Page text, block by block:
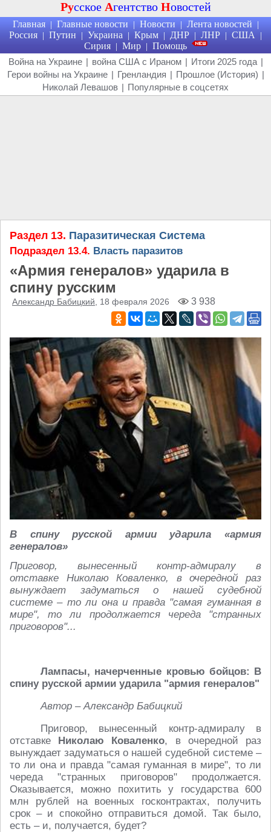
Русское Агентство Новостей
Главная | Главные новости | Новости | Лента новостей |
Россия | Путин | Украина | Крым | ДНР | ЛНР | США |
Сирия | Мир | Помощь
Война на Украине | война США с Ираном | Итоги 2025 года |
Герои войны на Украине | Гренландия | Прошлое (История) |
Николай Левашов | Популярные в соцсетях
Раздел 13. Паразитическая Система
Подраздел 13.4. Власть паразитов
«Армия генералов» ударила в
спину русским
Александр Бабицкий , 18 февраля 2026 3 938
В спину русской армии ударила «армия
генералов»
Приговор, вынесенный контр-адмиралу в
отставке Николаю Коваленко, в очередной раз
вынуждает задуматься о нашей судебной
системе – то ли она и правда "самая гуманная в
мире", то ли продолжается череда "странных
приговоров"...
Лампасы, начерченные кровью бойцов: В
спину русской армии ударила "армия генералов"
Автор – Александр Бабицкий
Приговор, вынесенный контр-адмиралу в
отставке Николаю Коваленко, в очередной раз
вынуждает задуматься о нашей судебной системе –
то ли она и правда "самая гуманная в мире", то ли
череда "странных приговоров" продолжается.
Оказывается, можно похитить у государства 600
млн рублей на военных госконтрактах, получить
срок – и спокойно отправиться домой. Так было,
есть – и, получается, будет?